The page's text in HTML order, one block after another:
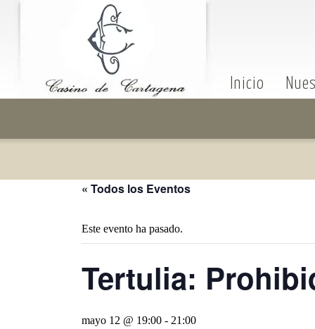
Inicio
« Todos los Eventos
Este evento ha pasado.
Tertulia:
mayo 12 @ 19:00 - 21:00